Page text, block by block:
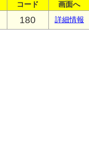
コード
画面へ
180 詳細情報